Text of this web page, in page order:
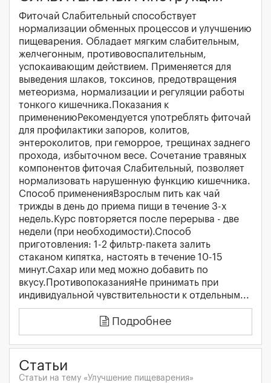
Фиточай Слабительный способствует
нормализации обменных процессов и улучшению
пищеварения. Обладает мягким слабительным,
желчегонным, противовоспалительным,
успокаивающим действием. Применяется для
выведения шлаков, токсинов, предотвращения
метеоризма, нормализации и регуляции работы
тонкого кишечника.Показания к
применениюРекомендуется употреблять фиточай
для профилактики запоров, колитов,
энтероколитов, при геморрое, трещинах заднего
прохода, избыточном весе. Сочетание травяных
компонентов фиточая Слабительный, позволяет
нормализовать нарушенную функцию кишечника.
Способ примененияВзрослым пить как чай
трижды в день до приема пищи в течение 3-х
недель.Курс повторяется после перерыва - две
недели (при необходимости).Способ
приготовления: 1-2 фильтр-пакета залить
стаканом кипятка, настоять в течение 10-15
минут.Сахар или мед можно добавить по
вкусу.ПротивопоказанияНе принимать при
индивидуальной чувствительности к отдельным...
Подробнее
Статьи
Статьи на тему «Улучшение пищеварения»